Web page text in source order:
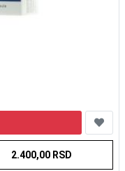
2.400,00 RSD